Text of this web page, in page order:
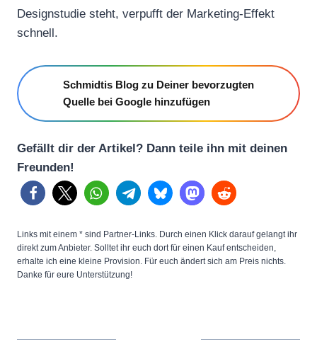
Designstudie steht, verpufft der Marketing-Effekt
schnell.
Schmidtis Blog zu Deiner bevorzugten
Quelle bei Google hinzufügen
Gefällt dir der Artikel? Dann teile ihn mit deinen
Freunden!
Links mit einem * sind Partner-Links. Durch einen Klick darauf gelangt ihr
direkt zum Anbieter. Solltet ihr euch dort für einen Kauf entscheiden,
erhalte ich eine kleine Provision. Für euch ändert sich am Preis nichts.
Danke für eure Unterstützung!